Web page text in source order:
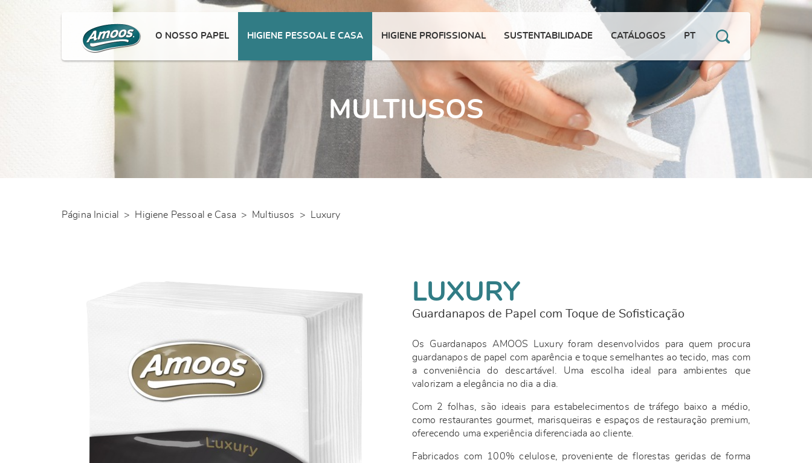
O NOSSO PAPEL HIGIENE PESSOAL E CASA HIGIENE PROFISSIONAL SUSTENTABILIDADE CATÁLOGOS PT
MULTIUSOS
Página Inicial > Higiene Pessoal e Casa > Multiusos > Luxury
LUXURY
Guardanapos de Papel com Toque de Sofisticação
Os Guardanapos AMOOS Luxury foram desenvolvidos para quem procura
guardanapos de papel com aparência e toque semelhantes ao tecido, mas com
a conveniência do descartável. Uma escolha ideal para ambientes que
valorizam a elegância no dia a dia.
Com 2 folhas, são ideais para estabelecimentos de tráfego baixo a médio,
como restaurantes gourmet, marisqueiras e espaços de restauração premium,
oferecendo uma experiência diferenciada ao cliente.
Fabricados com 100% celulose, proveniente de florestas geridas de forma